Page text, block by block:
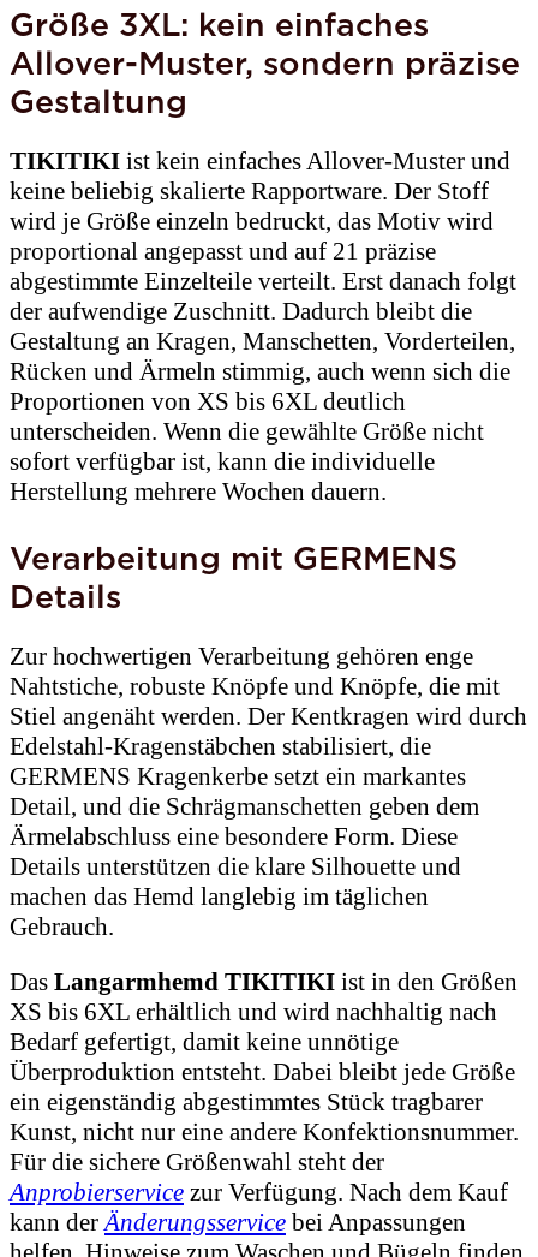
Größe 3XL: kein einfaches
Allover-Muster, sondern präzise
Gestaltung
TIKITIKI ist kein einfaches Allover-Muster und
keine beliebig skalierte Rapportware. Der Stoff
wird je Größe einzeln bedruckt, das Motiv wird
proportional angepasst und auf 21 präzise
abgestimmte Einzelteile verteilt. Erst danach folgt
der aufwendige Zuschnitt. Dadurch bleibt die
Gestaltung an Kragen, Manschetten, Vorderteilen,
Rücken und Ärmeln stimmig, auch wenn sich die
Proportionen von XS bis 6XL deutlich
unterscheiden. Wenn die gewählte Größe nicht
sofort verfügbar ist, kann die individuelle
Herstellung mehrere Wochen dauern.
Verarbeitung mit GERMENS
Details
Zur hochwertigen Verarbeitung gehören enge
Nahtstiche, robuste Knöpfe und Knöpfe, die mit
Stiel angenäht werden. Der Kentkragen wird durch
Edelstahl-Kragenstäbchen stabilisiert, die
GERMENS Kragenkerbe setzt ein markantes
Detail, und die Schrägmanschetten geben dem
Ärmelabschluss eine besondere Form. Diese
Details unterstützen die klare Silhouette und
machen das Hemd langlebig im täglichen
Gebrauch.
Das Langarmhemd TIKITIKI ist in den Größen
XS bis 6XL erhältlich und wird nachhaltig nach
Bedarf gefertigt, damit keine unnötige
Überproduktion entsteht. Dabei bleibt jede Größe
ein eigenständig abgestimmtes Stück tragbarer
Kunst, nicht nur eine andere Konfektionsnummer.
Für die sichere Größenwahl steht der
Anprobierservice zur Verfügung. Nach dem Kauf
kann derÄnderungsservice bei Anpassungen